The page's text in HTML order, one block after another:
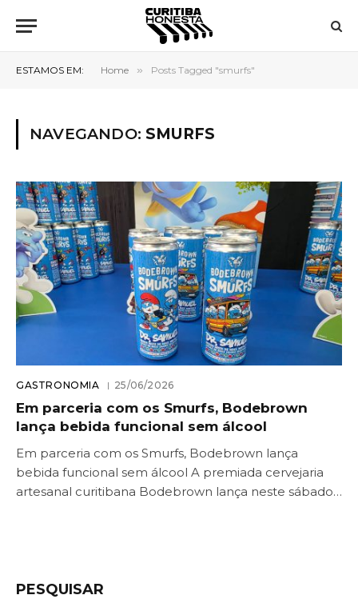
ESTAMOS EM: Home » Posts Tagged "smurfs"
NAVEGANDO: SMURFS
GASTRONOMIA 25/06/2026
Em parceria com os Smurfs, Bodebrown
lança bebida funcional sem álcool
Em parceria com os Smurfs, Bodebrown lança
bebida funcional sem álcool A premiada cervejaria
artesanal curitibana Bodebrown lança neste sábado…
PESQUISAR